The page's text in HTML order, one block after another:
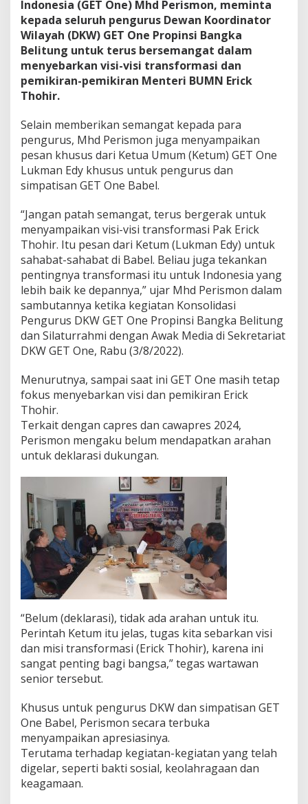
H
a
r
u
s
M
e
a
i
U
j
u
T
o
m
b
a
k
T
r
a
n
s
f
r
m
i
Indonesia (GET One) Mhd Perismon, meminta
kepada seluruh pengurus Dewan Koordinator
Wilayah (DKW) GET One Propinsi Bangka
Belitung untuk terus bersemangat dalam
menyebarkan visi-visi transformasi dan
pemikiran-pemikiran Menteri BUMN Erick
Thohir.
Selain memberikan semangat kepada para
pengurus, Mhd Perismon juga menyampaikan
pesan khusus dari Ketua Umum (Ketum) GET One
Lukman Edy khusus untuk pengurus dan
simpatisan GET One Babel.
“Jangan patah semangat, terus bergerak untuk
menyampaikan visi-visi transformasi Pak Erick
Thohir. Itu pesan dari Ketum (Lukman Edy) untuk
sahabat-sahabat di Babel. Beliau juga tekankan
pentingnya transformasi itu untuk Indonesia yang
lebih baik ke depannya,” ujar Mhd Perismon dalam
sambutannya ketika kegiatan Konsolidasi
Pengurus DKW GET One Propinsi Bangka Belitung
dan Silaturrahmi dengan Awak Media di Sekretariat
DKW GET One, Rabu (3/8/2022).
Menurutnya, sampai saat ini GET One masih tetap
fokus menyebarkan visi dan pemikiran Erick
Thohir.
Terkait dengan capres dan cawapres 2024,
Perismon mengaku belum mendapatkan arahan
untuk deklarasi dukungan.
“Belum (deklarasi), tidak ada arahan untuk itu.
Perintah Ketum itu jelas, tugas kita sebarkan visi
dan misi transformasi (Erick Thohir), karena ini
sangat penting bagi bangsa,” tegas wartawan
senior tersebut.
Khusus untuk pengurus DKW dan simpatisan GET
One Babel, Perismon secara terbuka
menyampaikan apresiasinya.
Terutama terhadap kegiatan-kegiatan yang telah
digelar, seperti bakti sosial, keolahragaan dan
keagamaan.